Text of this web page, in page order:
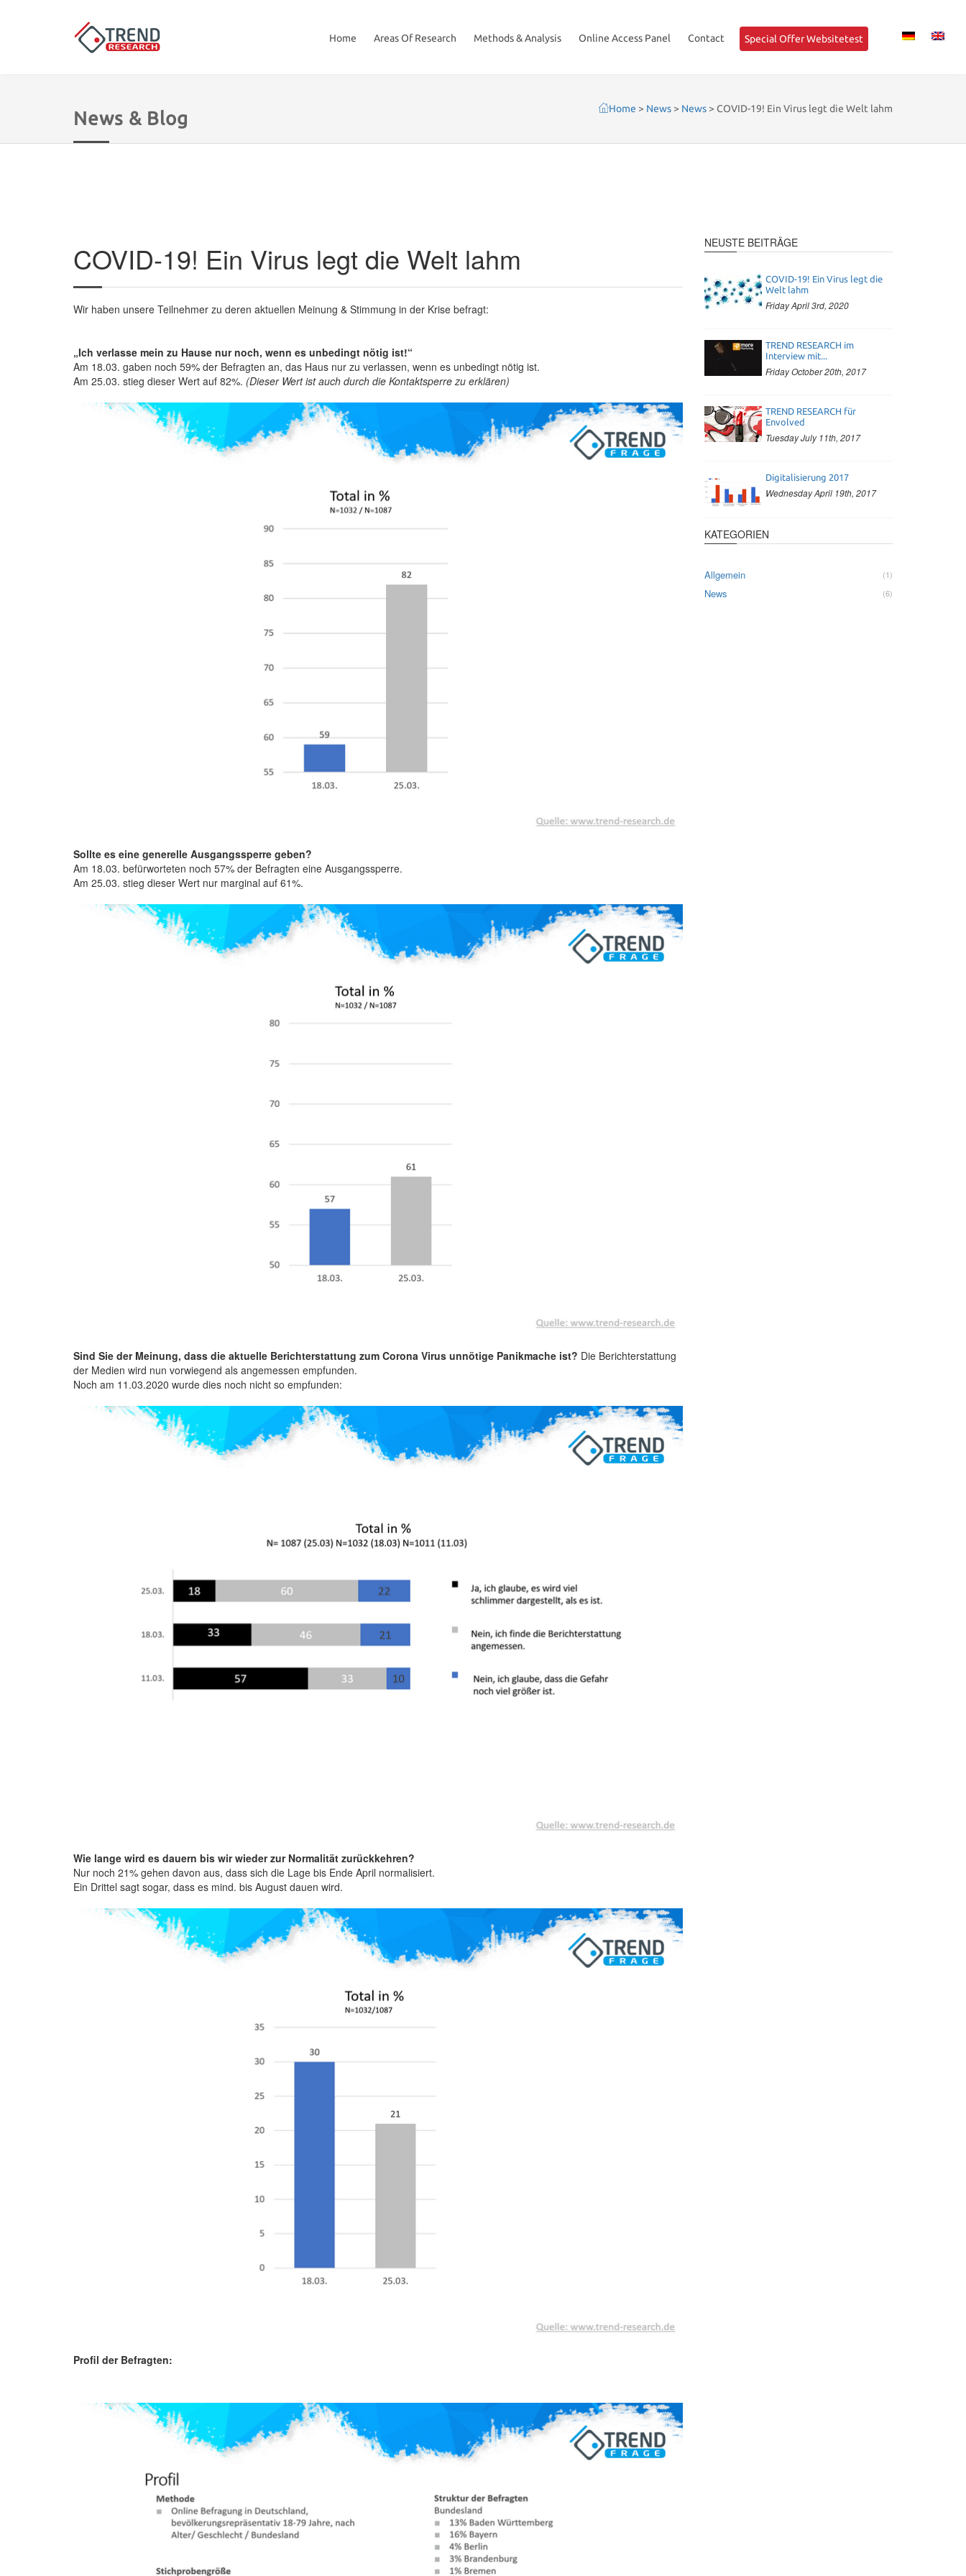
Home Areas Of Research Methods & Analysis Online Access Panel Contact Special Offer Websitetest
News & Blog Home > News > News > COVID-19! Ein Virus legt die Welt lahm
COVID-19! Ein Virus legt die Welt lahm
Wir haben unsere Teilnehmer zu deren aktuellen Meinung & Stimmung in der Krise befragt:
„Ich verlasse mein zu Hause nur noch, wenn es unbedingt nötig ist!“
Am 18.03. gaben noch 59% der Befragten an, das Haus nur zu verlassen, wenn es unbedingt nötig ist.
Am 25.03. stieg dieser Wert auf 82%. (Dieser Wert ist auch durch die Kontaktsperre zu erklären)
Sollte es eine generelle Ausgangssperre geben?
Am 18.03. befürworteten noch 57% der Befragten eine Ausgangssperre.
Am 25.03. stieg dieser Wert nur marginal auf 61%.
Sind Sie der Meinung, dass die aktuelle Berichterstattung zum Corona Virus unnötige Panikmache ist? Die Berichterstattung
der Medien wird nun vorwiegend als angemessen empfunden.
Noch am 11.03.2020 wurde dies noch nicht so empfunden:
Wie lange wird es dauern bis wir wieder zur Normalität zurückkehren?
Nur noch 21% gehen davon aus, dass sich die Lage bis Ende April normalisiert.
Ein Drittel sagt sogar, dass es mind. bis August dauen wird.
Profil der Befragten:
NEUSTE BEITRÄGE
COVID-19! Ein Virus legt die
Welt lahm
Friday April 3rd, 2020
TREND RESEARCH im
Interview mit...
Friday October 20th, 2017
TREND RESEARCH für
Envolved
Tuesday July 11th, 2017
Digitalisierung 2017
Wednesday April 19th, 2017
KATEGORIEN
Allgemein 1
News 6